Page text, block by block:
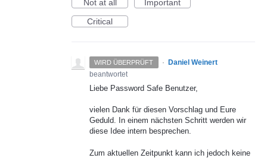
Not at all
Important
Critical
WIRD ÜBERPRÜFT ·
Daniel Weinert
beantwortet
Liebe Password Safe Benutzer,
vielen Dank für diesen Vorschlag und Eure
Geduld. In einem nächsten Schritt werden wir
diese Idee intern besprechen.
Zum aktuellen Zeitpunkt kann ich jedoch keine